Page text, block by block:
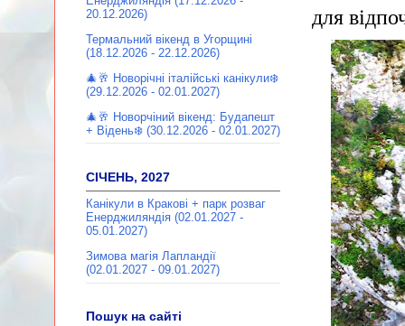
для
20.12.2026)
Термальний вікенд в Угорщині
(18.12.2026 - 22.12.2026)
🎄🥂 Новорічні італійські канікули❄️
(29.12.2026 - 02.01.2027)
🎄🥂 Новорчіний вікенд: Будапешт
+ Відень❄️ (30.12.2026 - 02.01.2027)
СІЧЕНЬ, 2027
Канікули в Кракові + парк розваг
Енерджиляндія (02.01.2027 -
05.01.2027)
Зимова магія Лапландії
(02.01.2027 - 09.01.2027)
Пошук на сайті